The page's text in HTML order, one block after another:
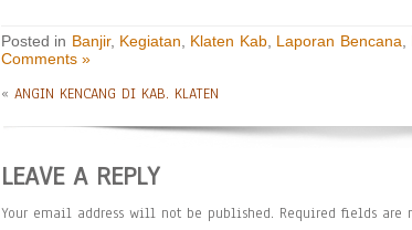
Posted in Banjir, Kegiatan Klaten Kab, Laporan Bencana
Comments »
« ANGIN KENCANG DI KAB. KLATEN
LEAVE A REPLY
Your email address will not be published. Required fields are